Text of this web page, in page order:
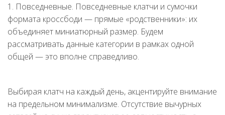
1. Повседневные. Повседневные клатчи и сумочки
формата кроссбоди — прямые «родственники»: их
объединяет миниатюрный размер. Будем
рассматривать данные категории в рамках одной
общей — это вполне справедливо.
Выбирая клатч на каждый день, акцентируйте внимание
на предельном минимализме. Отсутствие вычурных